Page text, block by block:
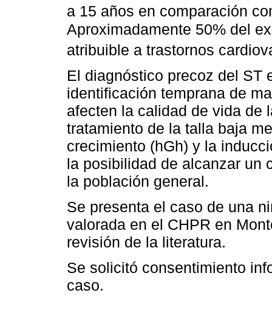
a 15 años en comparación
Aproximadamente 50% del
atribuible a trastornos
El diagnóstico precoz del ST
identificación temprana de
afecten la calidad de vida de
tratamiento de la talla baja
crecimiento (hGh) y la
la posibilidad de alcanzar un
la población general.
Se presenta el caso de una
valorada en el CHPR en
revisión de la literatura.
Se solicitó consentimiento
caso.